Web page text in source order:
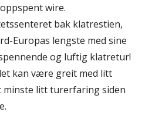
wire.
bak klatrestien,
Europas lengste med sine
og luftig klatretur!
kan være greit med litt
litt turerfaring siden